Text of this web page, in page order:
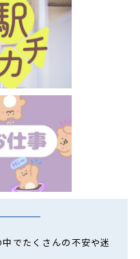
でたくさんの不安や迷